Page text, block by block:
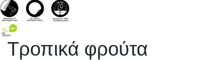
Τροπικά φρούτα